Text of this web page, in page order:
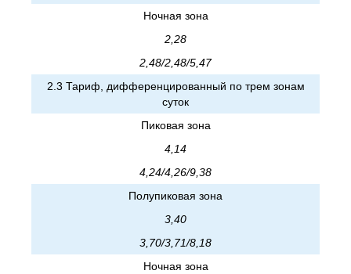
Ночная зона
2,28
2,48/2,48/5,47
2.3 Тариф, дифференцированный по трем зонам
суток
Пиковая зона
4,14
4,24/4,26/9,38
Полупиковая зона
3,40
3,70/3,71/8,18
Ночная зона